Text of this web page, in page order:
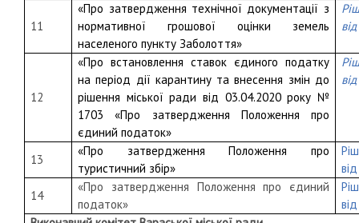
11
«Про затвердження технічної документації з
нормативної грошової оцінки земель
населеного пункту Заболоття»
12
«Про встановлення ставок єдиного податку
на період дії карантину та внесення змін до
рішення міської ради від 03.04.2020 року №
1703 «Про затвердження Положення про
єдиний податок»
13
«Про затвердження Положення про
туристичний збір»
14
«Про затвердження Положення про єдиний
податок»